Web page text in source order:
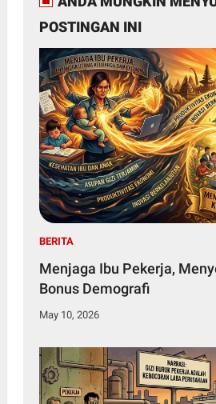
POSTINGAN INI
BERITA
Menjaga Ibu Pekerja,
Bonus Demografi
May 10, 2026